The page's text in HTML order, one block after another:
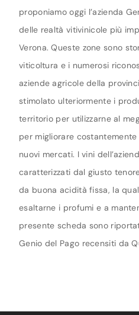
proponiamo oggi l’azienda
delle realtà vitivinicole più
Verona. Queste zone sono
viticoltura e i numerosi
aziende agricole della
stimolato ulteriormente i
territorio per utilizzarne al
per migliorare
nuovi mercati. I vini
caratterizzati dal giusto
da buona acidità fissa, la
esaltarne i profumi e a
presente scheda sono
Genio del Pago recensiti da